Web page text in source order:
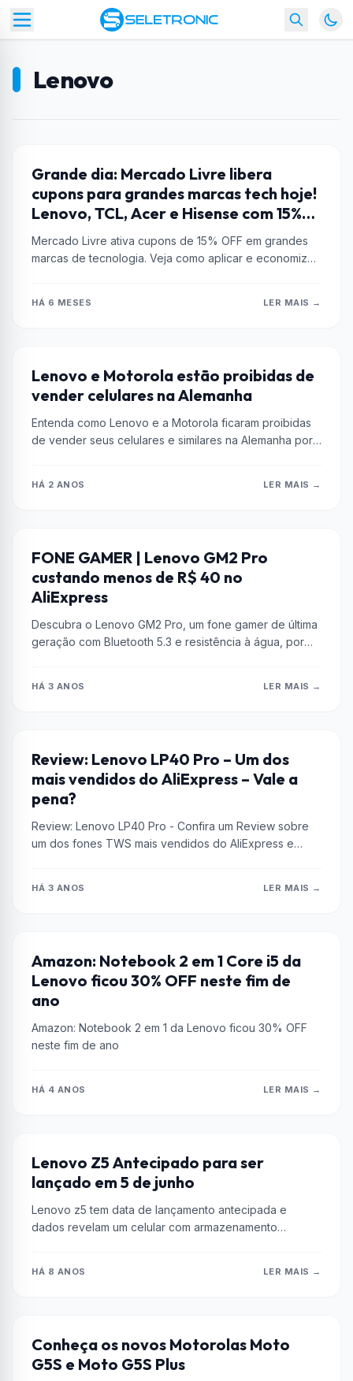
Lenovo
ACER
Grande dia: Mercado Livre libera
cupons para grandes marcas tech hoje!
Lenovo, TCL, Acer e Hisense com 15%
OFF
Mercado Livre ativa cupons de 15% OFF em grandes
marcas de tecnologia. Veja como aplicar e economizar
HÁ 6 MESES LER MAIS →
CELULAR
Lenovo e Motorola estão proibidas de
vender celulares na Alemanha
Entenda como Lenovo e a Motorola ficaram proibidas
de vender seus celulares e similares na Alemanha por
HÁ 2 ANOS LER MAIS →
ALIEXPRESS
FONE GAMER | Lenovo GM2 Pro
custando menos de R$ 40 no
AliExpress
Descubra o Lenovo GM2 Pro, um fone gamer de última
geração com Bluetooth 5.3 e resistência à água, por
HÁ 3 ANOS LER MAIS →
FONE DE OUVIDO
Review: Lenovo LP40 Pro – Um dos
mais vendidos do AliExpress – Vale a
pena?
Review: Lenovo LP40 Pro - Confira um Review sobre
um dos fones TWS mais vendidos do AliExpress e
HÁ 3 ANOS LER MAIS →
AMAZON
Amazon: Notebook 2 em 1 Core i5 da
Lenovo ficou 30% OFF neste fim de
ano
Amazon: Notebook 2 em 1 da Lenovo ficou 30% OFF
neste fim de ano
HÁ 4 ANOS LER MAIS →
CELULAR
Lenovo Z5 Antecipado para ser
lançado em 5 de junho
Lenovo z5 tem data de lançamento antecipada e
dados revelam um celular com armazenamento
HÁ 8 ANOS LER MAIS →
LENOVO
Conheça os novos Motorolas Moto
G5S e Moto G5S Plus